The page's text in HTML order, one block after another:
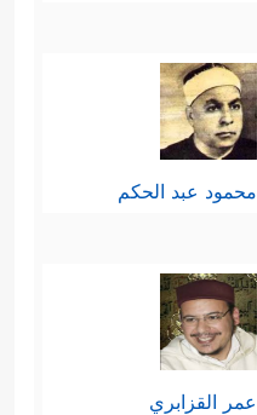
محمود عبد الحكم
عمر القزابري